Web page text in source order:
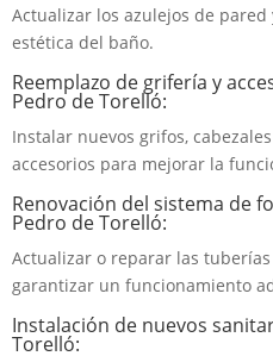
Actualizar los azulejos de
estética del baño.
Reemplazo de grifería y
Pedro de Torelló:
Instalar nuevos grifos,
accesorios para mejorar la
Renovación del sistema de
Pedro de Torelló:
Actualizar o reparar las
garantizar un funcionamiento
Instalación de nuevos
Torelló: